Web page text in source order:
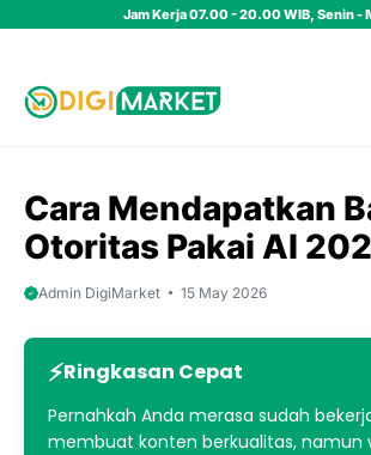
Jam Kerja 07.00 - 20.00 WIB, Senin -
Cara Mendapatkan
Otoritas Pakai AI
Admin DigiMarket 15 May 2026
Ringkasan Cepat
Pernahkah Anda merasa sudah
membuat konten berkualitas, namun